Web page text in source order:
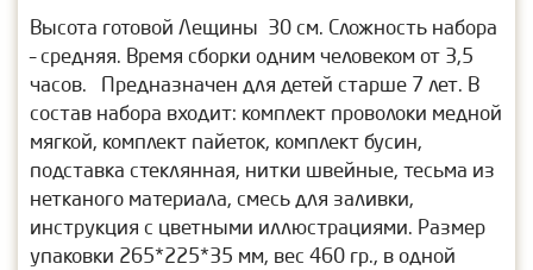
Высота готовой Лещины 30 см. Сложность набора
– средняя. Время сборки одним человеком от 3,5
часов. Предназначен для детей старше 7 лет. В
состав набора входит: комплект проволоки медной
мягкой, комплект пайеток, комплект бусин,
подставка стеклянная, нитки швейные, тесьма из
нетканого материала, смесь для заливки,
инструкция с цветными иллюстрациями. Размер
упаковки 265*225*35 мм, вес 460 гр., в одной